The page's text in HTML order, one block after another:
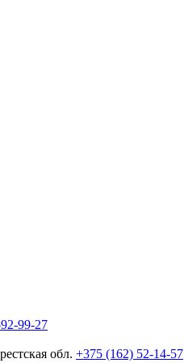
99-27
обл. +375 (162) 52-14-57